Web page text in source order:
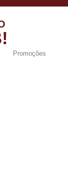
Promoções